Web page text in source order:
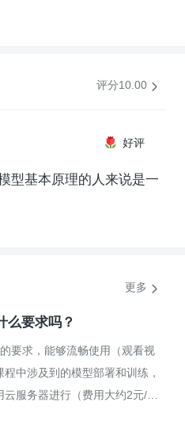
评分10.00
好评
型基本原理的人来说是一
更多
么要求吗？
要求，能够流畅使用（观看视
中涉及到的模型部署和训练，
服务器进行（费用大约2元/小
就行。祝您学习愉快~